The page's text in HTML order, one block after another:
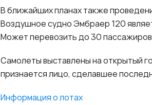
В ближайших планах также
Воздушное судно Эмбраер 120
Может перевозить до 30
Самолеты выставлены на открытый
признается лицо, сделавшее
Информация о лотах